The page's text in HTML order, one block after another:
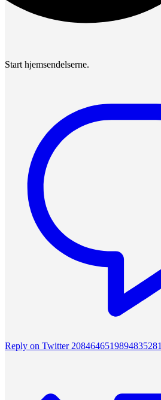
Start hjemsendelserne.
Reply on Twitter 2084646519894835281